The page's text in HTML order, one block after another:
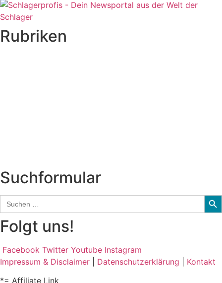
Rubriken
Suchformular
Search
for:
Folgt uns!
Facebook Twitter Youtube Instagram
Impressum & Disclaimer
Datenschutzerklärung
Kontakt
*= Affiliate Link